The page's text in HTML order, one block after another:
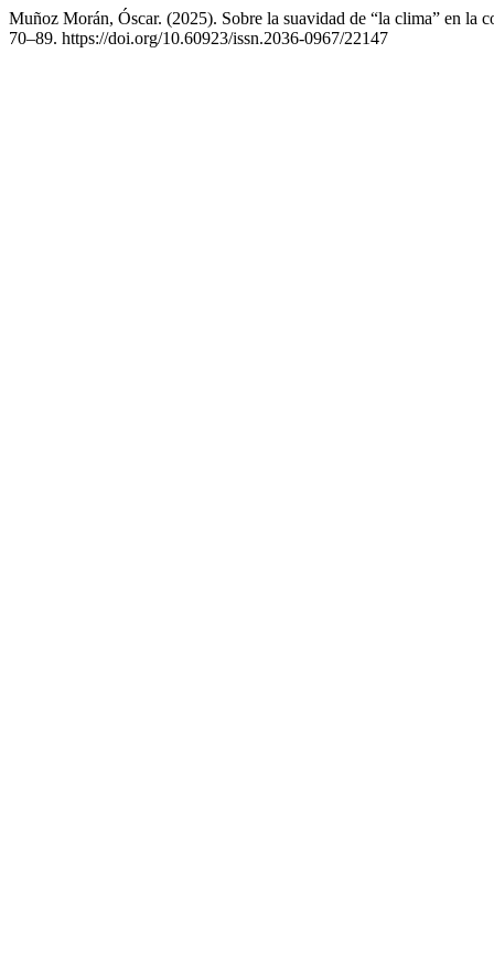
Muñoz Morán, Óscar. (2025). Sobre la suavidad de “la clima” en la
70–89. https://doi.org/10.60923/issn.2036-0967/22147